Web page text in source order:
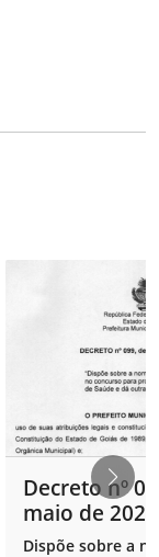
Decreto nº
maio de 2024
Dispõe sobre a